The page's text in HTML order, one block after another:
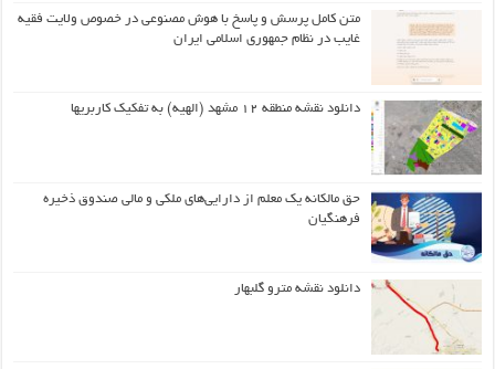
متن کامل پرسش و پاسخ با هوش مصنوعی در خصوص ولایت فقیه
غایب در نظام جمهوری اسلامی ایران
دانلود نقشه منطقه ۱۲ مشهد (الهیه) به تفکیک کاربریها
حق مالکانه یک معلم از دارایی‌های ملکی و مالی صندوق ذخیره
فرهنگیان
دانلود نقشه مترو گلبهار